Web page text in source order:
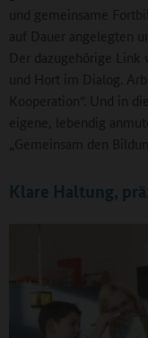
und gemein­same
auf Dauer angelegten
Der dazugehörige Link
und Hort im Dialog.
Kooperation“. Und in
eigene, lebendig
„Gemeinsam den
Klare Haltung,